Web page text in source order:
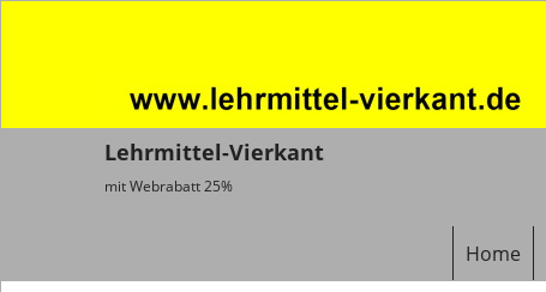
Lehrmittel-Vierkant
mit Webrabatt 25%
Home